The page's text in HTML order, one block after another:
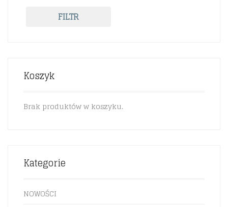
FILTR
Koszyk
Brak produktów w koszyku.
Kategorie
NOWOŚCI